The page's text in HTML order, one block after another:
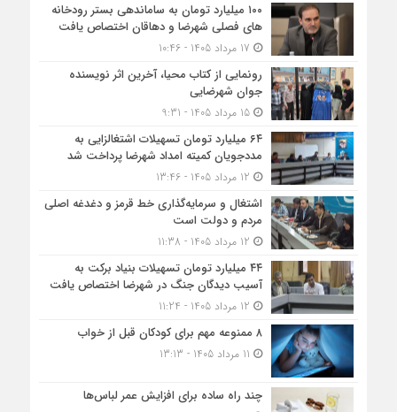
۱۰۰ میلیارد تومان به ساماندهی بستر رودخانه
های فصلی شهرضا و دهاقان اختصاص یافت
رونمایی از کتاب محیا، آخرین اثر نویسنده
جوان شهرضایی
15 مرداد 1405 - 9:31
۶۴ میلیارد تومان تسهیلات اشتغالزایی به
مددجویان کمیته امداد شهرضا پرداخت شد
اشتغال و سرمایه‌گذاری خط قرمز و دغدغه اصلی
مردم و دولت است
۴۴ میلیارد تومان تسهیلات بنیاد برکت به
آسیب دیدگان جنگ در شهرضا اختصاص یافت
۸ ممنوعه مهم برای کودکان قبل از خواب
چند راه ساده برای افزایش عمر لباس‌ها